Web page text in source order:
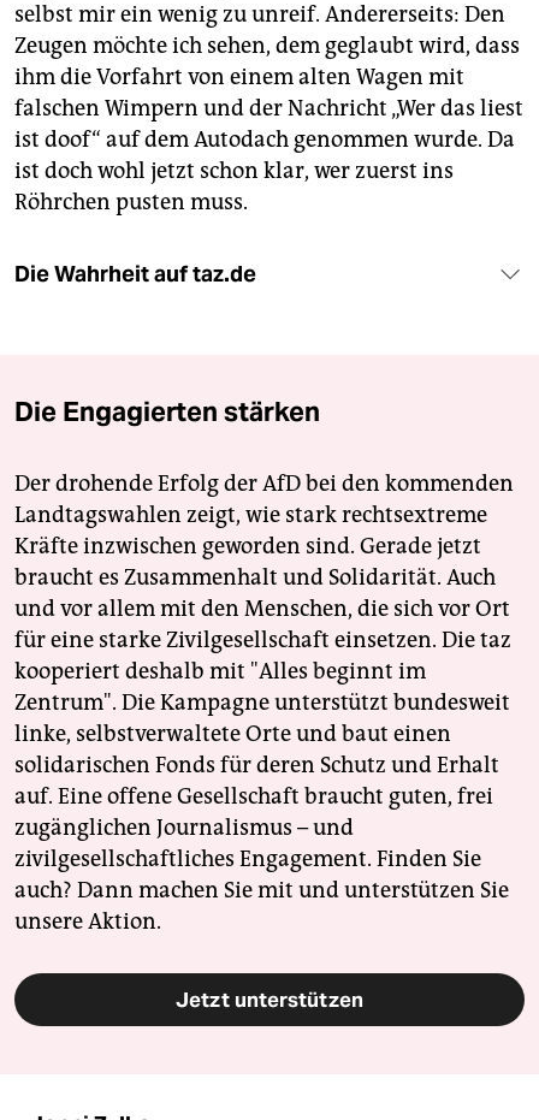
selbst mir ein wenig zu unreif. Andererseits: Den
Zeugen möchte ich sehen, dem geglaubt wird, dass
ihm die Vorfahrt von einem alten Wagen mit
falschen Wimpern und der Nachricht „Wer das liest
ist doof“ auf dem Autodach genommen wurde. Da
ist doch wohl jetzt schon klar, wer zuerst ins
Röhrchen pusten muss.
Die Wahrheit auf taz.de
Die Engagierten stärken
Der drohende Erfolg der AfD bei den kommenden
Landtagswahlen zeigt, wie stark rechtsextreme
Kräfte inzwischen geworden sind. Gerade jetzt
braucht es Zusammenhalt und Solidarität. Auch
und vor allem mit den Menschen, die sich vor Ort
für eine starke Zivilgesellschaft einsetzen. Die taz
kooperiert deshalb mit "Alles beginnt im
Zentrum". Die Kampagne unterstützt bundesweit
linke, selbstverwaltete Orte und baut einen
solidarischen Fonds für deren Schutz und Erhalt
auf. Eine offene Gesellschaft braucht guten, frei
zugänglichen Journalismus – und
zivilgesellschaftliches Engagement. Finden Sie
auch? Dann machen Sie mit und unterstützen Sie
unsere Aktion.
Jetzt unterstützen